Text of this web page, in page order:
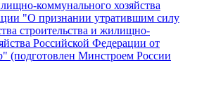
коммунального хозяйства
"О признании утратившим силу
строительства и жилищно-
Российской Федерации от
(подготовлен Минстроем России